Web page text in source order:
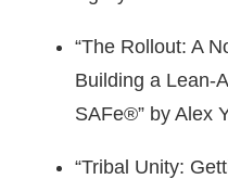
“The Rollout: A
Building a Lean-
SAFe®” by Alex
“Tribal Unity: